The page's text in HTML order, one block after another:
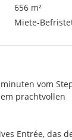
656 m²
Miete-
vom
prachtvollen
Entrée, das